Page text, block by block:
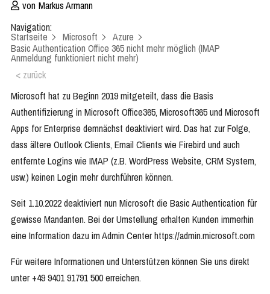
von Markus Armann
Navigation:
Startseite Microsoft
Azure
Basic Authentication Office 365 nicht mehr möglich (IMAP
Anmeldung funktioniert nicht mehr)
< zurück
Microsoft hat zu Beginn 2019 mitgeteilt, dass die Basis
Authentifizierung in Microsoft Office365, Microsoft365 und Microsoft
Apps for Enterprise demnächst deaktiviert wird. Das hat zur Folge,
dass ältere Outlook Clients, Email Clients wie Firebird und auch
entfernte Logins wie IMAP (z.B. WordPress Website, CRM System,
usw.) keinen Login mehr durchführen können.
Seit 1.10.2022 deaktiviert nun Microsoft die Basic Authentication für
gewisse Mandanten. Bei der Umstellung erhalten Kunden immerhin
eine Information dazu im Admin Center https://admin.microsoft.com
Für weitere Informationen und Unterstützen können Sie uns direkt
unter +49 9401 91791 500 erreichen.